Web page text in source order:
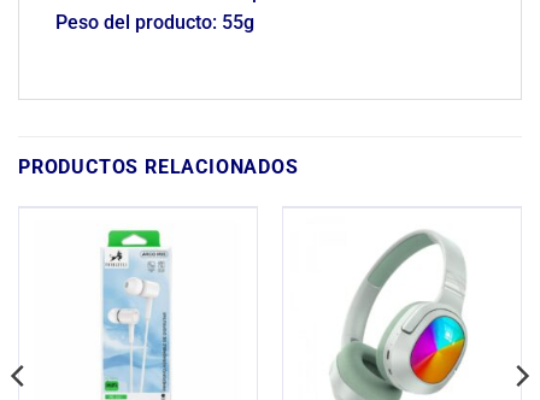
Peso del producto: 55g
PRODUCTOS RELACIONADOS